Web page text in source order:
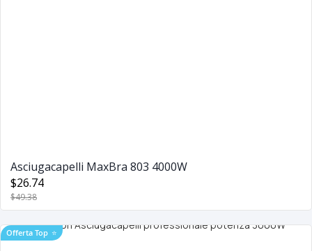
Asciugacapelli MaxBra 803 4000W
$26.74
$49.38
Offerta Top ⭐